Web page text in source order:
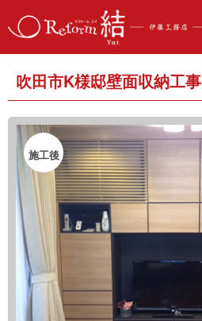
吹田市K様邸壁面収納工事
施工後